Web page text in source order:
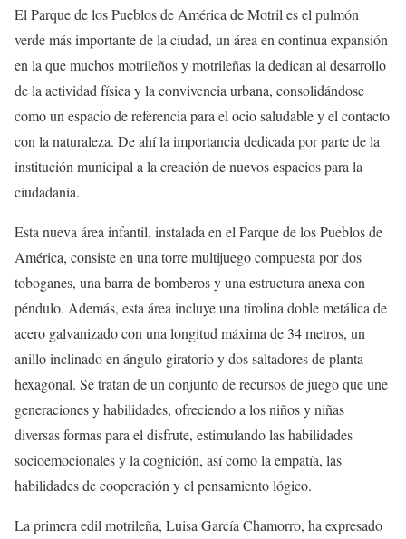
El Parque de los Pueblos de América de Motril es el pulmón
verde más importante de la ciudad, un área en continua expansión
en la que muchos motrileños y motrileñas la dedican al desarrollo
de la actividad física y la convivencia urbana, consolidándose
como un espacio de referencia para el ocio saludable y el contacto
con la naturaleza. De ahí la importancia dedicada por parte de la
institución municipal a la creación de nuevos espacios para la
ciudadanía.
Esta nueva área infantil, instalada en el Parque de los Pueblos de
América, consiste en una torre multijuego compuesta por dos
toboganes, una barra de bomberos y una estructura anexa con
péndulo. Además, esta área incluye una tirolina doble metálica de
acero galvanizado con una longitud máxima de 34 metros, un
anillo inclinado en ángulo giratorio y dos saltadores de planta
hexagonal. Se tratan de un conjunto de recursos de juego que une
generaciones y habilidades, ofreciendo a los niños y niñas
diversas formas para el disfrute, estimulando las habilidades
socioemocionales y la cognición, así como la empatía, las
habilidades de cooperación y el pensamiento lógico.
La primera edil motrileña, Luisa García Chamorro, ha expresado